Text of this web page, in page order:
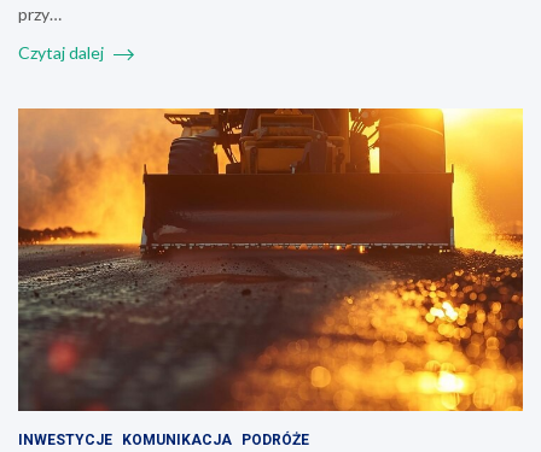
przy…
Czytaj dalej
INWESTYCJE KOMUNIKACJA PODRÓŻE